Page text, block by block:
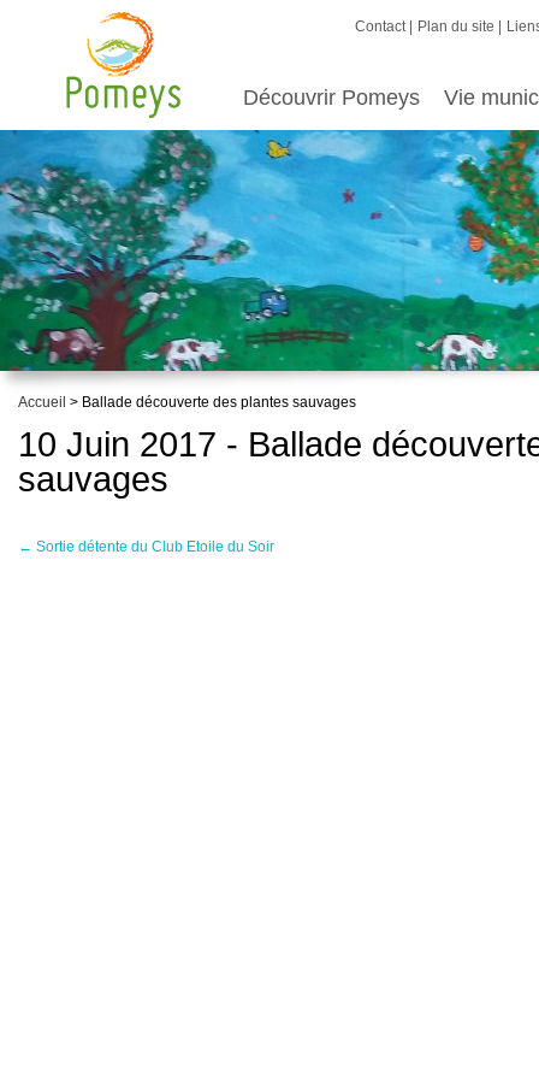
Contact Plan du site
Découvrir Pomeys Vie
Accueil > Ballade découverte des plantes sauvages
10 Juin 2017 - Ballade
sauvages
← Sortie détente du Club Etoile du Soir